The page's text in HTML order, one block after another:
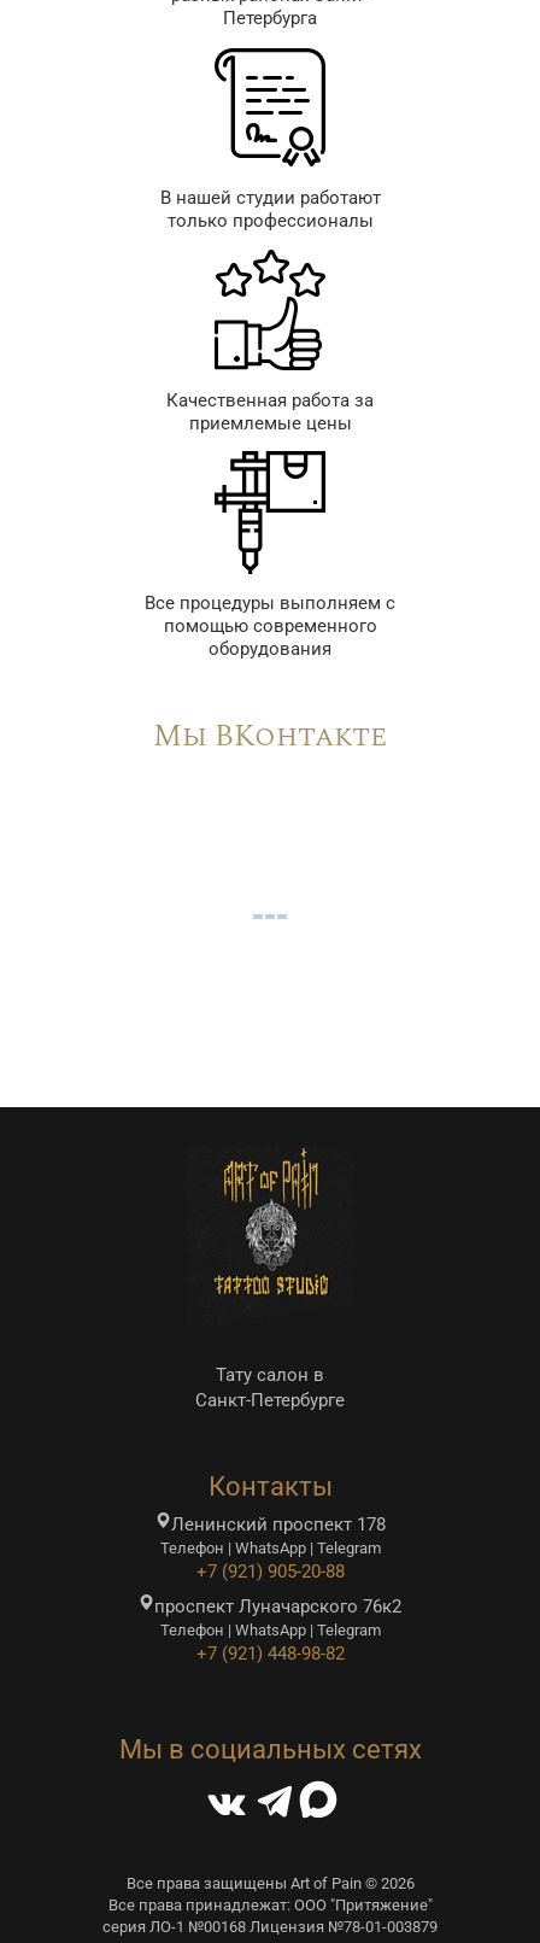
Петербурга
В нашей студии работают
только профессионалы
Качественная работа за
приемлемые цены
Все процедуры выполняем с
помощью современного
оборудования
Мы ВКонтакте
Тату салон в
Санкт-Петербурге
Контакты
Ленинский проспект 178
Телефон | WhatsApp | Telegram
+7 (921) 905-20-88
проспект Луначарского 76к2
Телефон | WhatsApp | Telegram
+7 (921) 448-98-82
Мы в социальных сетях
Все права защищены Art of Pain © 2026
Все права принадлежат: ООО "Притяжение"
серия ЛО-1 №00168 Лицензия №78-01-003879